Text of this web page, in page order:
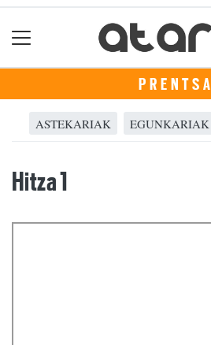
PRENTSA
ASTEKARIAK EGUNKARIAK
Hitza 1